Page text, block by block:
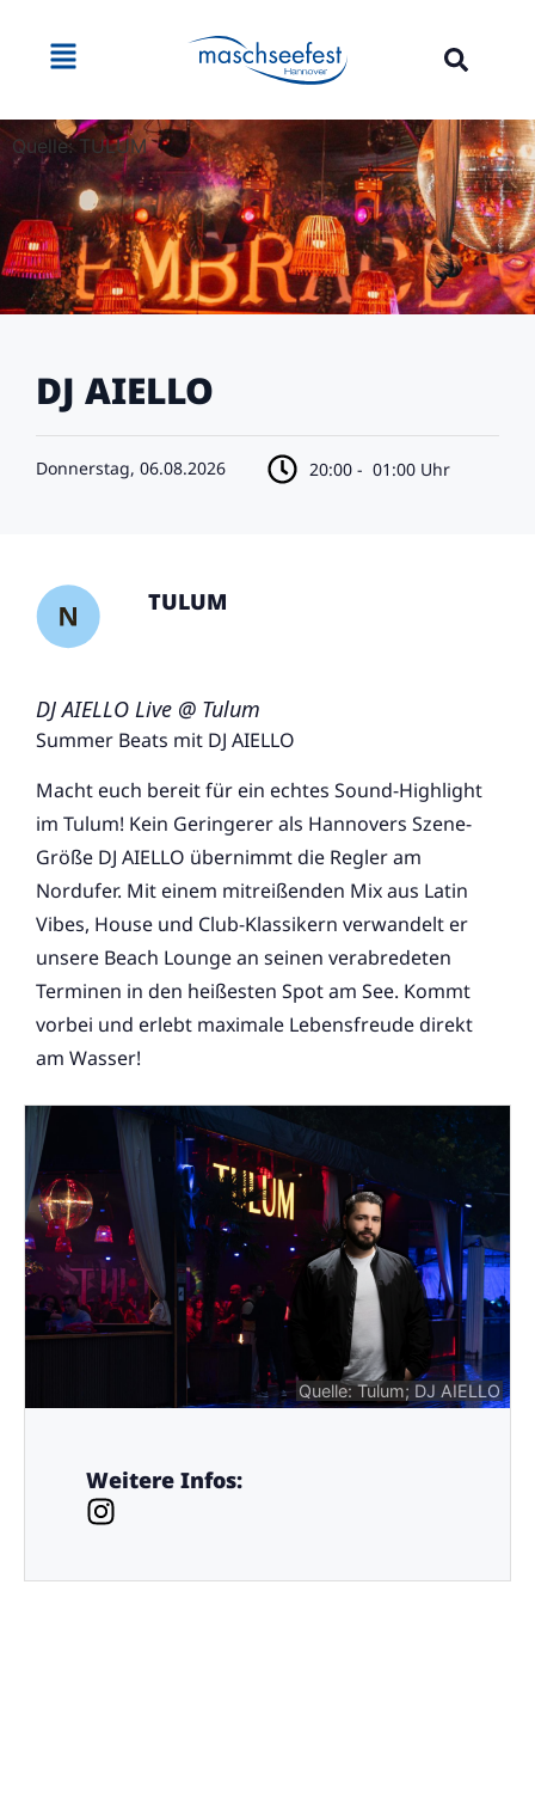
Quelle: TULUM
DJ AIELLO
Donnerstag, 06.08.2026 20:00 - 01:00 Uhr
TULUM
DJ AIELLO Live @ Tulum
Summer Beats mit DJ AIELLO
Macht euch bereit für ein echtes Sound-Highlight
im Tulum! Kein Geringerer als Hannovers Szene-
Größe DJ AIELLO übernimmt die Regler am
Nordufer. Mit einem mitreißenden Mix aus Latin
Vibes, House und Club-Klassikern verwandelt er
unsere Beach Lounge an seinen verabredeten
Terminen in den heißesten Spot am See. Kommt
vorbei und erlebt maximale Lebensfreude direkt
am Wasser!
Quelle: Tulum; DJ AIELLO
Weitere Infos: